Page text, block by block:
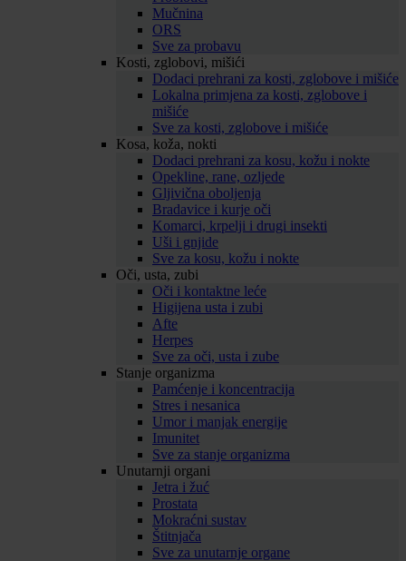
Mučnina
ORS
Sve za probavu
Kosti, zglobovi, mišići
Dodaci prehrani za kosti, zglobove i mišiće
Lokalna primjena za kosti, zglobove i
mišiće
Sve za kosti, zglobove i mišiće
Kosa, koža, nokti
Dodaci prehrani za kosu, kožu i nokte
Opekline, rane, ozljede
Gljivična oboljenja
Bradavice i kurje oči
Komarci, krpelji i drugi insekti
Uši i gnjide
Sve za kosu, kožu i nokte
Oči, usta, zubi
Oči i kontaktne leće
Higijena usta i zubi
Afte
Herpes
Sve za oči, usta i zube
Stanje organizma
Pamćenje i koncentracija
Stres i nesanica
Umor i manjak energije
Imunitet
Sve za stanje organizma
Unutarnji organi
Jetra i žuć
Prostata
Mokraćni sustav
Štitnjača
Sve za unutarnje organe